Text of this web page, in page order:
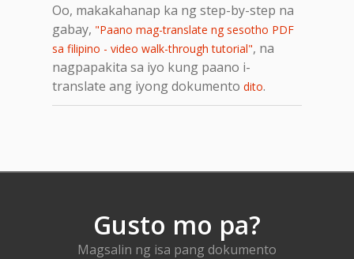
Oo, makakahanap ka ng step-by-step na
gabay, "Paano mag-translate ng sesotho PDF
sa filipino - video walk-through tutorial", na
nagpapakita sa iyo kung paano i-
translate ang iyong dokumento dito.
Gusto mo pa?
Magsalin ng isa pang dokumento